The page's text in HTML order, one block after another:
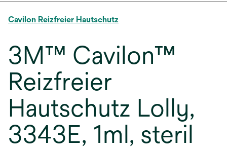
Cavilon Reizfreier Hautschutz
3M™ Cavilon™
Reizfreier
Hautschutz Lolly,
3343E, 1ml, steril